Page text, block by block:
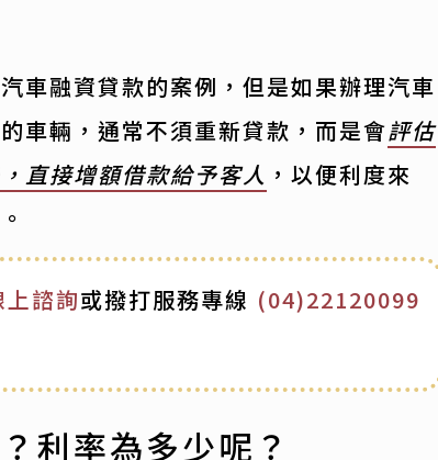
車融資貸款的案例，但是如果辦理汽車
車輛，通常不須重新貸款，而是會評估
直接增額借款給予客人 ，以便利度來
諮詢或撥打服務專線 (04)22120099
利率為多少呢？